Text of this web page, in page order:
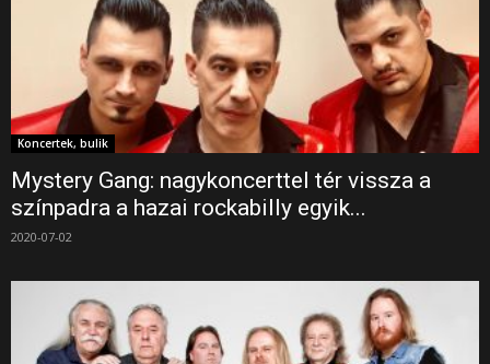
Koncertek, bulik
Mystery Gang: nagykoncerttel tér vissza a
színpadra a hazai rockabilly egyik...
2020-07-02